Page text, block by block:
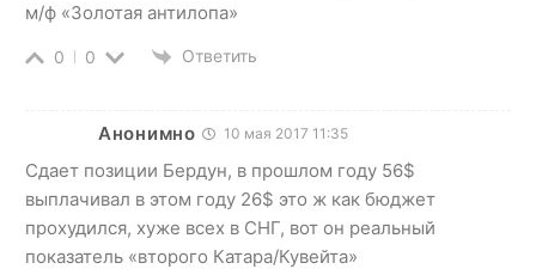
м/ф «Золотая антилопа»
0 0 Ответить
Анонимно 10 мая 2017 11:35
Сдает позиции Бердун, в прошлом году 56$
выплачивал в этом году 26$ это ж как бюджет
прохудился, хуже всех в СНГ, вот он реальный
показатель «второго Катара/Кувейта»